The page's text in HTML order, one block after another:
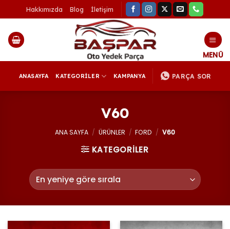
atla
Hakkımızda Blog İletişim
ANASAYFA KATEGORİLER KAMPANYA PARÇA SOR
V60
ANA SAYFA / ÜRÜNLER / FORD / V60
KATEGORİLER